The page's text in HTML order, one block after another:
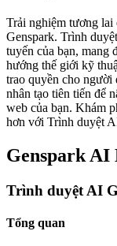
Trải nghiệm tương
Genspark. Trình
tuyến của bạn, mang
hướng thế giới kỹ
trao quyền cho
nhân tạo tiên tiến để
web của bạn. Khám
hơn với Trình duyệt
Genspark AI
Trình duyệt AI
Tổng quan